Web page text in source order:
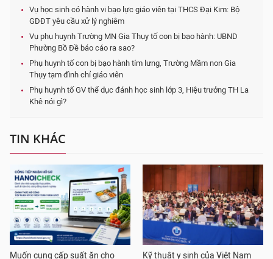
Vụ học sinh có hành vi bạo lực giáo viên tại THCS Đại Kim: Bộ
GDĐT yêu cầu xử lý nghiêm
Vụ phụ huynh Trường MN Gia Thụy tố con bị bạo hành: UBND
Phường Bồ Đề báo cáo ra sao?
Phụ huynh tố con bị bạo hành tím lưng, Trường Mầm non Gia
Thụy tạm đình chỉ giáo viên
Phụ huynh tố GV thể dục đánh học sinh lớp 3, Hiệu trưởng TH La
Khê nói gì?
TIN KHÁC
Muốn cung cấp suất ăn cho
Kỹ thuật y sinh của Việt Nam